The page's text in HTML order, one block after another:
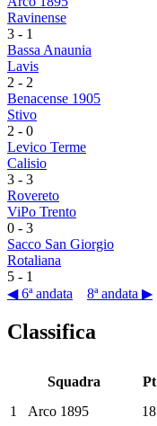
Ravinense
3 - 1
Bassa Anaunia
Lavis
2 - 2
Benacense 1905
Stivo
2 - 0
Levico Terme
Calisio
3 - 3
Rovereto
ViPo Trento
0 - 3
Sacco San Giorgio
Rotaliana
5 - 1
◀ 6ª andata
8ª andata ▶
Classifica
Squadra Pt
1
Arco 1895 18